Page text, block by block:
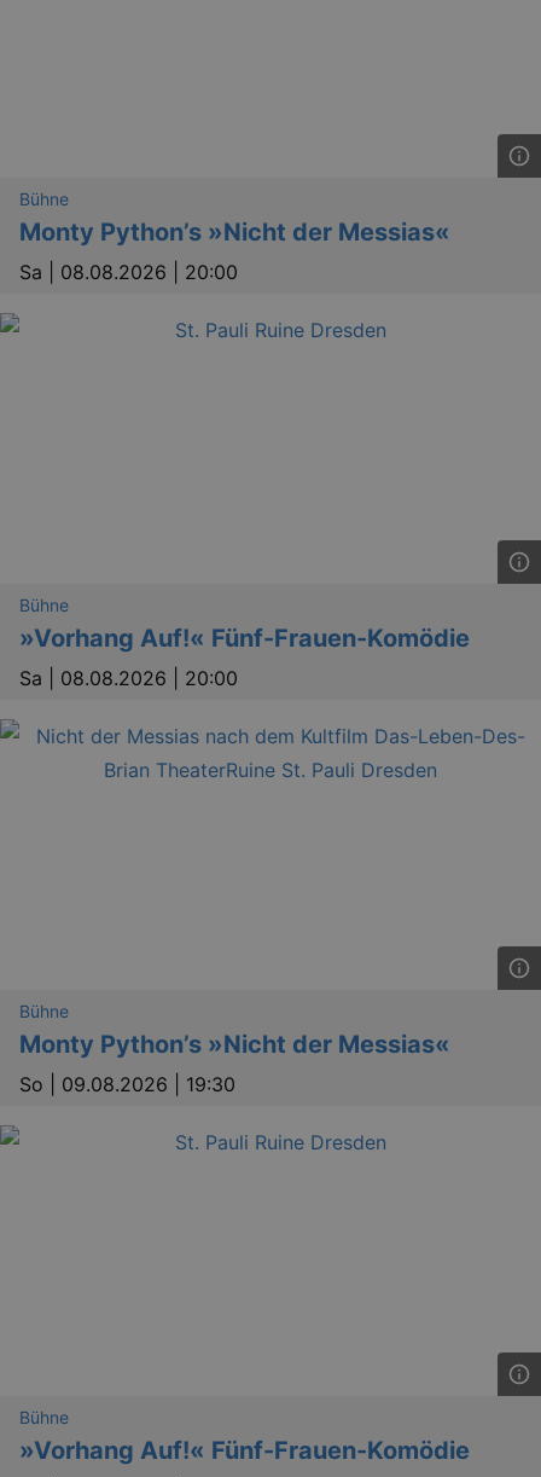
Bühne
Monty Python’s »Nicht der Messias«
Sa | 08.08.2026 | 20:00
Bühne
»Vorhang Auf!« Fünf-Frauen-Komödie
Sa | 08.08.2026 | 20:00
Bühne
Monty Python’s »Nicht der Messias«
So | 09.08.2026 | 19:30
Bühne
»Vorhang Auf!« Fünf-Frauen-Komödie